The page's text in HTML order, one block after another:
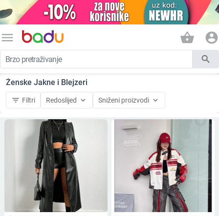
menu shopping_basket account_circle
search
Ženske Jakne i Blejzeri
filter_list Filtri Redoslijed keyboard_arrow_down Sniženi proizvodi keyboard_arrow_down